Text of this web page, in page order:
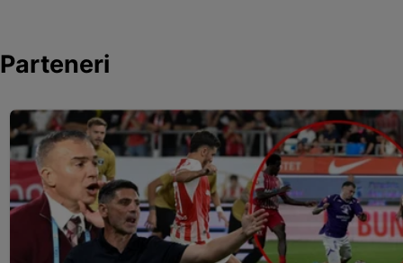
Parteneri